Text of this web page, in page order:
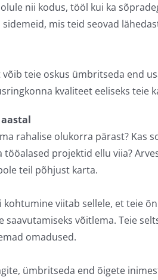
nii kodus, tööl kui ka
mis teid seovad
teie oskus ümbritseda end
kvaliteet eeliseks teie
rahalise olukorra pärast? Kas
projektid ellu viia?
teil põhjust karta.
kohtumine viitab sellele, et teie
võitlema. Teie
omadused.
ümbritseda end õigete